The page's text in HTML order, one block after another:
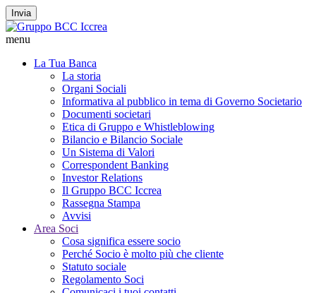
Invia
menu
La Tua Banca
La storia
Organi Sociali
Informativa al pubblico in tema di Governo Societario
Documenti societari
Etica di Gruppo e Whistleblowing
Bilancio e Bilancio Sociale
Un Sistema di Valori
Correspondent Banking
Investor Relations
Il Gruppo BCC Iccrea
Rassegna Stampa
Avvisi
Area Soci
Cosa significa essere socio
Perché Socio è molto più che cliente
Statuto sociale
Regolamento Soci